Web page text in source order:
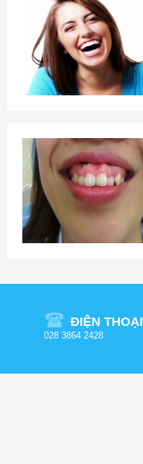
ĐIỆN THOẠI
028 3864 2428